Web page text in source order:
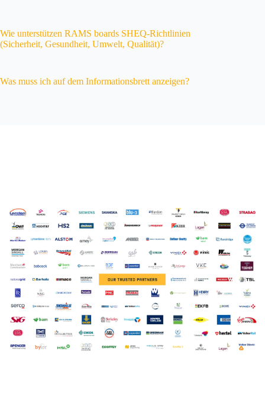
Wie unterstützen RAMS boards SHEQ-Richtlinien
(Sicherheit, Gesundheit, Umwelt, Qualität)?
Was muss ich auf dem Informationsbrett anzeigen?